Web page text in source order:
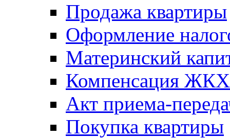
Продажа квартиры
Оформление
Материнский
Компенсация ЖКХ
Акт приема-
Покупка квартиры